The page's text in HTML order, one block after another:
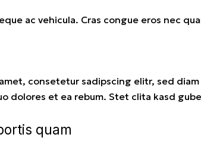
ac vehicula. Cras congue eros nec
consetetur sadipscing elitr, sed
dolores et ea rebum. Stet clita kasd
quam